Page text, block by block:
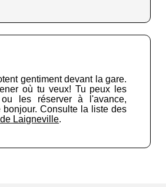
gentiment devant la gare.
où tu veux! Tu peux les
les réserver à l'avance,
bonjour. Consulte la liste des
Laigneville.